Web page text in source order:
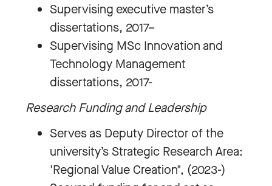
Supervising executive master’s
dissertations, 2017–
Supervising MSc Innovation and
Technology Management
dissertations, 2017-
Research Funding and Leadership
Serves as Deputy Director of the
university’s Strategic Research Area:
'Regional Value Creation", (2023-)